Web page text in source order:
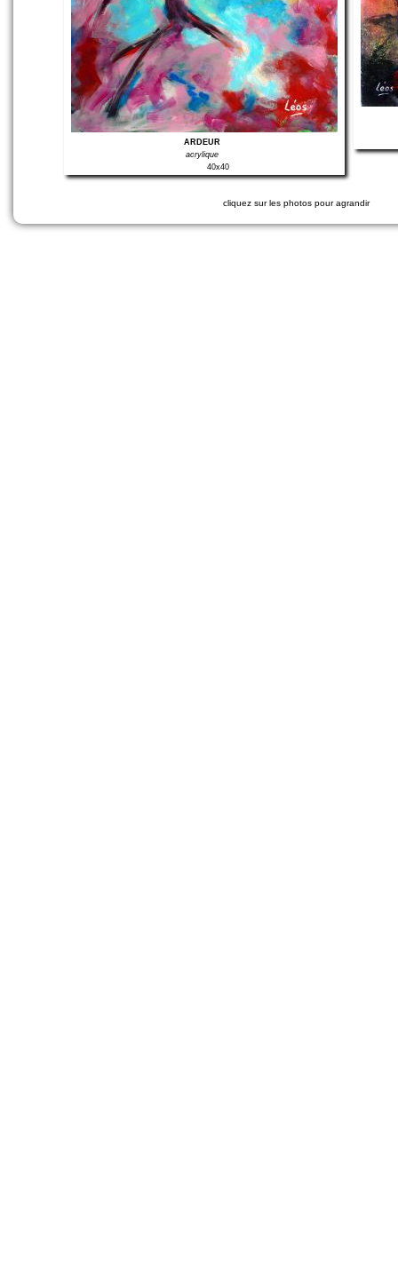
ARDEUR
acrylique
40x40
cliquez sur les photos pour agrandir